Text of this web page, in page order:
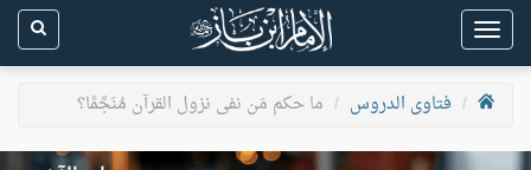
Toggle
navigation
فتاوى الدروس
ما حكم مَن نفى نزول القرآن مُنَجَّمًا؟